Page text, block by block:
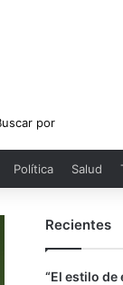
Política Salud
Recientes
“El estilo de